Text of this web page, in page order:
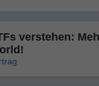
verstehen: